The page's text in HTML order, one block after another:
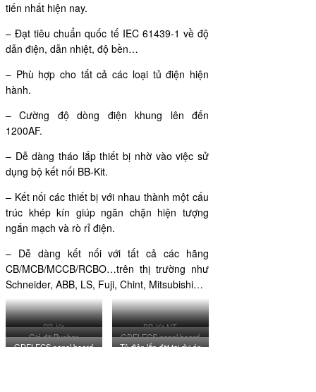
tiến nhất hiện nay.
– Đạt tiêu chuẩn quốc tế IEC 61439-1 về độ
dẫn điện, dẫn nhiệt, độ bền…
– Phù hợp cho tất cả các loại tủ điện hiện
hành.
– Cường độ dòng điện khung lên đến
1200AF.
– Dễ dàng tháo lắp thiết bị nhờ vào việc sử
dụng bộ kết nối BB-Kit.
– Kết nối các thiết bị với nhau thành một cấu
trúc khép kín giúp ngăn chặn hiện tượng
ngắn mạch và rò rỉ điện.
– Dễ dàng kết nối với tất cả các hãng
CB/MCB/MCCB/RCBO…trên thị trường như
Schneider, ABB, LS, Fuji, Chint, Mitsubishi…
BB-Kit
BB-Kit NT
Giá đỡ Busbar
GDELECS panel board
GDELECS panel board
Tủ điện lắp đặt tại dự án